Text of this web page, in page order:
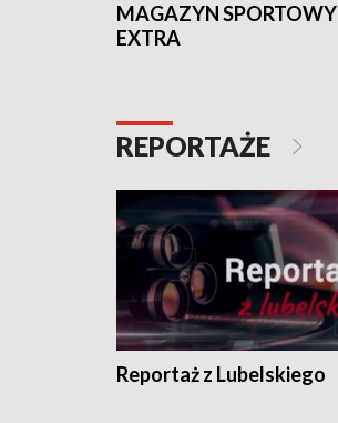
MAGAZYN SPORTOWY
EXTRA
REPORTAŻE
Reportaż z Lubelskiego